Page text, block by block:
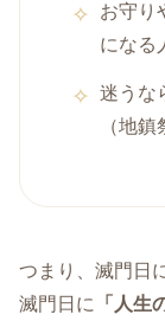
お守り
になる
迷うな
（地
つまり、滅門日
滅門日に
「人生